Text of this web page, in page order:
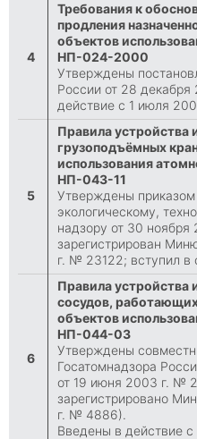
4
Требования к
продления
объектов
НП-024-2000
Утверждены
России от 28
действие с 1 июля
5
Правила устройства
грузоподъёмных
использования
НП-043-11
Утверждены
экологическому,
надзору от 30 ноября
зарегистрирован
г. № 23122; вступил в
6
Правила устройства
сосудов,
объектов
НП-044-03
Утверждены
Госатомнадзора
от 19 июня 2003 г. №
зарегистрировано
г. № 4886).
Введены в действие с